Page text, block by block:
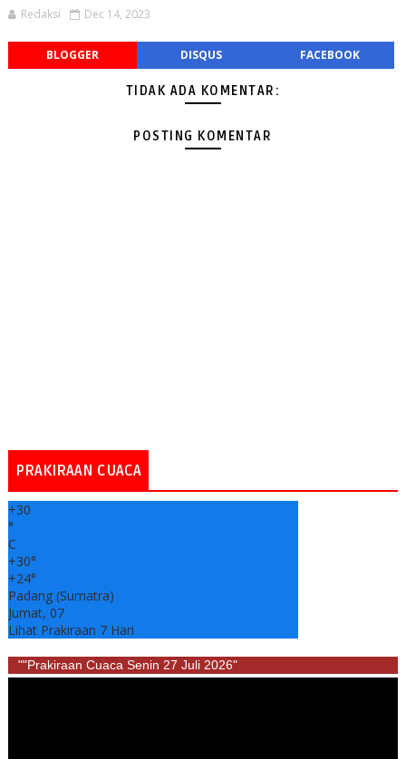
Redaksi Dec 14, 2023
BLOGGER DISQUS FACEBOOK
TIDAK ADA KOMENTAR:
POSTING KOMENTAR
PRAKIRAAN CUACA
+30
°
C
+30°
+24°
Padang (Sumatra)
Jumat, 07
Lihat Prakiraan 7 Hari
""Prakiraan Cuaca Senin 27 Juli 2026"